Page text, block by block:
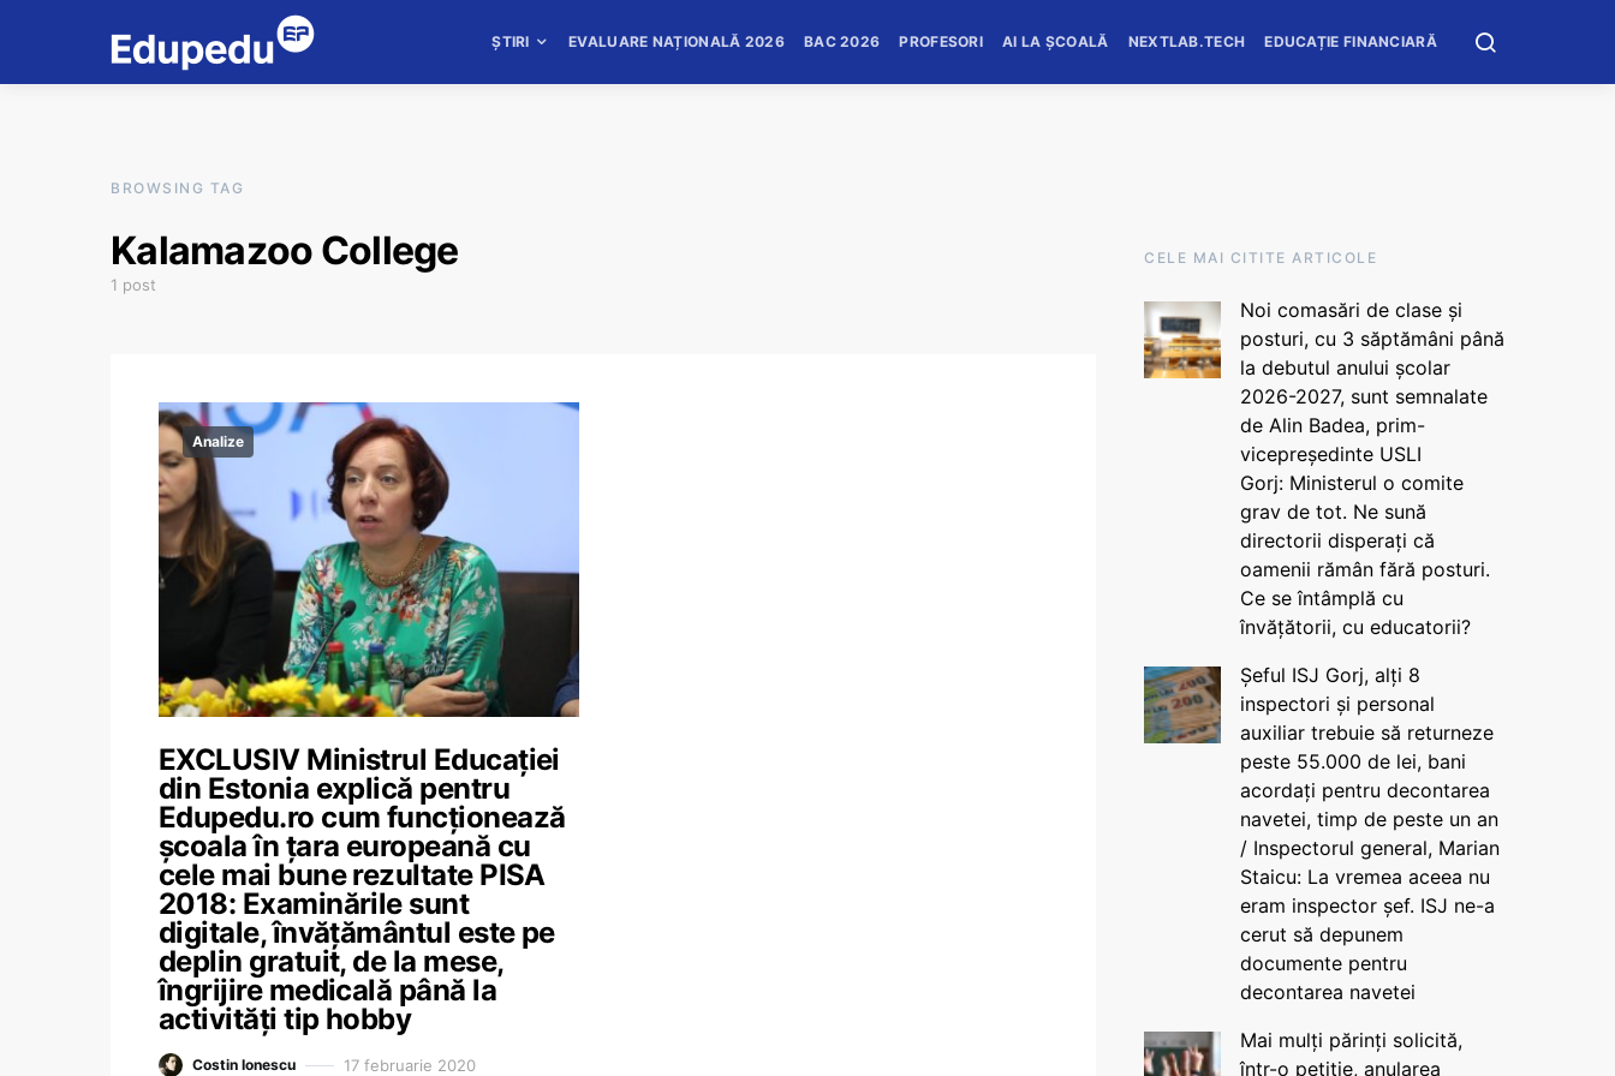
ȘTIRI EVALUARE NAȚIONALĂ 2026 BAC 2026 PROFESORI AI LA ȘCOALĂ NEXTLAB.TECH EDUCAȚIE FINANCIARĂ
BROWSING TAG
Kalamazoo College
1 post
Analize
EXCLUSIV Ministrul Educației
din Estonia explică pentru
Edupedu.ro cum funcționează
școala în țara europeană cu
cele mai bune rezultate PISA
2018: Examinările sunt
digitale, învățământul este pe
deplin gratuit, de la mese,
îngrijire medicală până la
activități tip hobby
Costin Ionescu 17 februarie 2020
CELE MAI CITITE ARTICOLE
Noi comasări de clase și
posturi, cu 3 săptămâni până
la debutul anului școlar
2026-2027, sunt semnalate
de Alin Badea, prim-
vicepreședinte USLI
Gorj: Ministerul o comite
grav de tot. Ne sună
directorii disperați că
oamenii rămân fără posturi.
Ce se întâmplă cu
învățătorii, cu educatorii?
Șeful ISJ Gorj, alți 8
inspectori și personal
auxiliar trebuie să returneze
peste 55.000 de lei, bani
acordați pentru decontarea
navetei, timp de peste un an
/ Inspectorul general, Marian
Staicu: La vremea aceea nu
eram inspector șef. ISJ ne-a
cerut să depunem
documente pentru
decontarea navetei
Mai mulți părinți solicită,
într-o petiție, anularea